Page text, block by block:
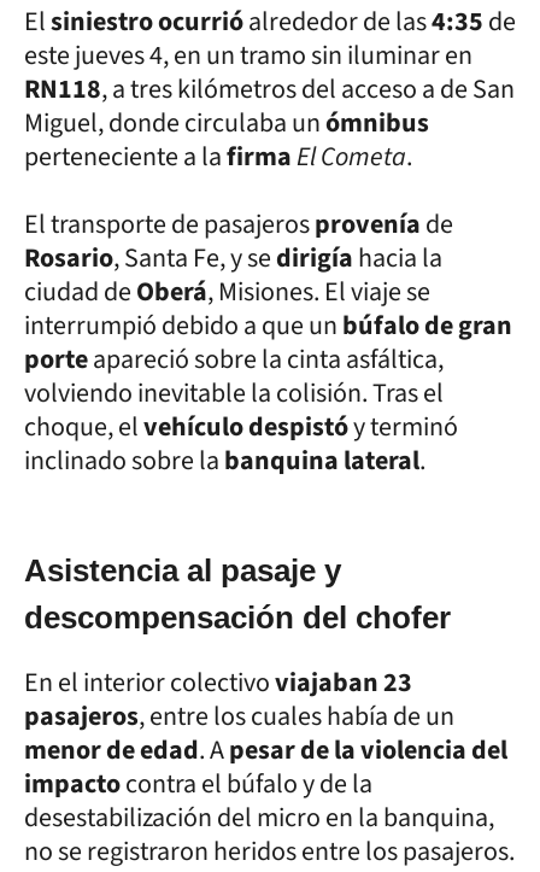
Elsiniestro ocurrióalrededor de las4:35de
este jueves 4, en un tramo sin iluminar en
RN118, a tres kilómetros del acceso a de San
Miguel, donde circulaba unómnibus
perteneciente a lafirmaEl Cometa.
El transporte de pasajerosproveníade
Rosario, Santa Fe, y sedirigíahacia la
ciudad deOberá, Misiones. El viaje se
interrumpió debido a que unbúfalo de gran
porteapareció sobre la cinta asfáltica,
volviendo inevitable la colisión. Tras el
choque, elvehículo despistóy terminó
inclinado sobre labanquina lateral.
Asistencia al pasaje y
descompensación del chofer
En el interior colectivoviajaban 23
pasajeros, entre los cuales había de un
menor de edad. Apesar de la violencia del
impactocontra el búfalo y de la
desestabilización del micro en la banquina,
no se registraron heridos entre los pasajeros.